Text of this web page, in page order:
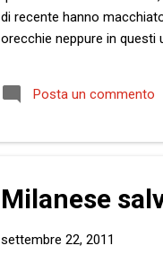
di recente hanno
orecchie neppure in questi
tuoi, diciamo, supporters.
neppure che sia il solo,
Posta un commento
Milanese
settembre 22, 2011